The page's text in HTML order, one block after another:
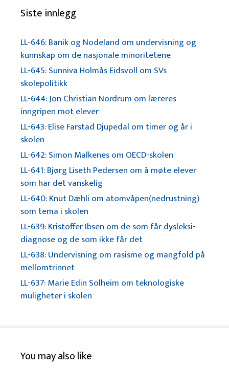
Siste innlegg
LL-646: Banik og Nodeland om undervisning og
kunnskap om de nasjonale minoritetene
LL-645: Sunniva Holmås Eidsvoll om SVs
skolepolitikk
LL-644: Jon Christian Nordrum om læreres
inngripen mot elever
LL-643: Elise Farstad Djupedal om timer og år i
skolen
LL-642: Simon Malkenes om OECD-skolen
LL-641: Bjørg Liseth Pedersen om å møte elever
som har det vanskelig
LL-640: Knut Dæhli om atomvåpen(nedrustning)
som tema i skolen
LL-639: Kristoffer Ibsen om de som får dysleksi-
diagnose og de som ikke får det
LL-638: Undervisning om rasisme og mangfold på
mellomtrinnet
LL-637: Marie Edin Solheim om teknologiske
muligheter i skolen
You may also like